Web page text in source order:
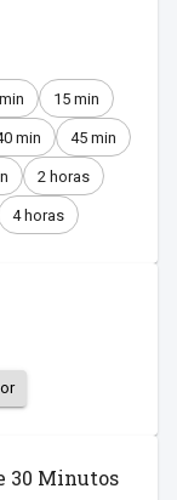
15 min
min 45 min
2 horas
4 horas
30 Minutos